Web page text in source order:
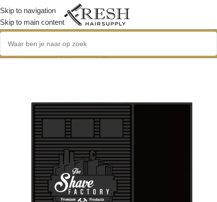
Skip to navigation
Skip to main content
Home/ Tools/ Tool Accessoires